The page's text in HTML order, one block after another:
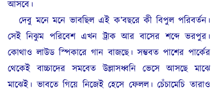
আসবে।
দেবু মনে মনে ভাবছিল এই ক’বছরে কী বিপুল পরিবর্তন।
সেই নিঝুম পরিবেশ এখন ট্রাক আর বাসের শব্দে ভরপুর।
কোথাও লাউড স্পিকারে গান বাজছে। সম্ভবত পাশের পার্কের
থেকেই বাচ্চাদের সমবেত উল্লাসধ্বনি ভেসে আসছে মাঝে
মাঝেই। ভাবতে গিয়ে নিজেই হেসে ফেলল। চেঁচামেচি তারাও